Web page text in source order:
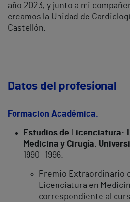
año 2023, y junto a mi
creamos la Unidad de
Castellón.
Datos del profesional
Formacion Académica.
Estudios de Licenciatura:
Medicina y Cirugía.
1990- 1996.
Premio Extraordinario
Licenciatura en
correspondiente al